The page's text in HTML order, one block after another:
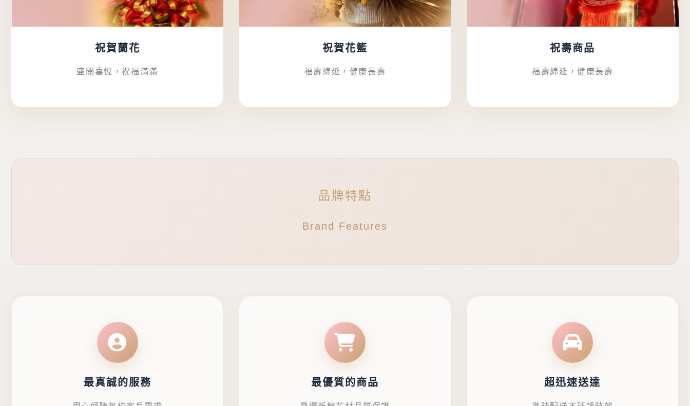
祝賀蘭花
盛開喜悅，祝福滿滿
祝賀花籃
福壽綿延，健康長壽
祝壽商品
福壽綿延，健康長壽
品牌特點
Brand Features
最真誠的服務 最優質的商品 超迅速送達